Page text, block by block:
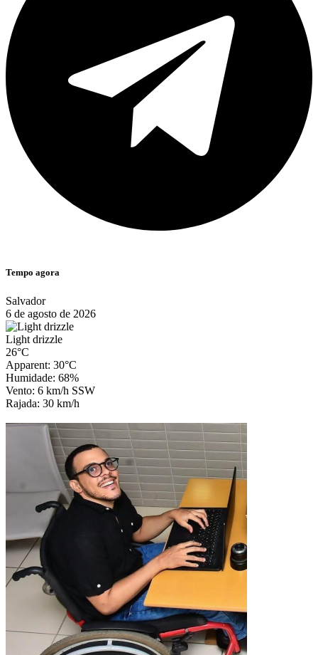
Tempo agora
Salvador
6 de agosto de 2026
Light drizzle
26°C
Apparent: 30°C
Humidade: 68%
Vento: 6 km/h SSW
Rajada: 30 km/h